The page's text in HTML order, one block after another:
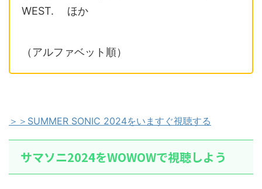
WEST. ほか
（アルファベット順）
＞＞SUMMER SONIC 2024をいますぐ視聴する
サマソニ2024をWOWOWで視聴しよう